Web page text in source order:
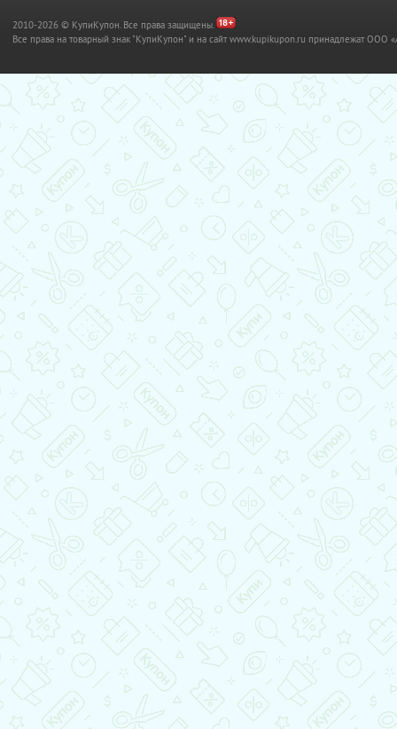
2010-2026 © КупиКупон. Все права защищены.
Все права на товарный знак "КупиКупон" и на сайт www.kupikupon.ru принадлежат